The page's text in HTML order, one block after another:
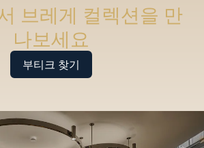
브레게 컬렉션을 만
나보세요
부티크 찾기